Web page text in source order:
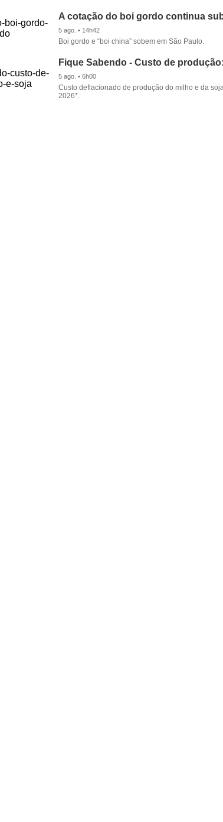
A cotação do boi gordo continua
5 ago. • 14h42
Boi gordo e “boi china” sobem em São Paulo.
Fique Sabendo - Custo de
5 ago. • 6h00
Custo deflacionado de produção do milho e da
2026*.